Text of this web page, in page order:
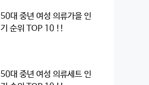
50대 중년 여성 의류가을 인
기 순위 TOP 10 !!
50대 중년 여성 의류세트 인